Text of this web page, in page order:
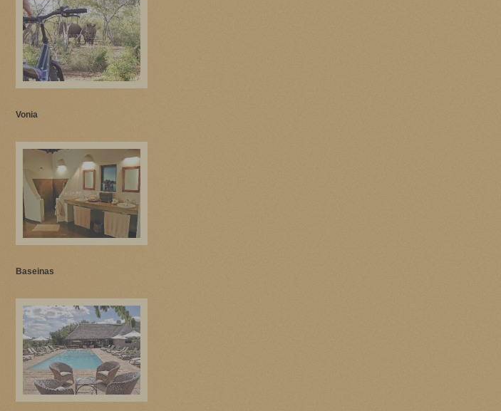
Vonia
Baseinas